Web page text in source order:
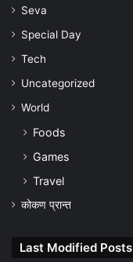
Seva
Special Day
Tech
Uncategorized
World
Foods
Games
Travel
कोकण प्रान्त
Last Modified Posts